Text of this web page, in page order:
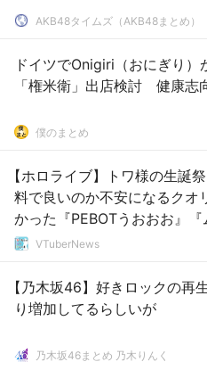
AKB48タイムズ（AKB48まとめ）
ドイツでOnigiri（おにぎり）
「権米衛」出店検討 健康志
僕のまとめ
【ホロライブ】トワ様の生誕
料で良いのか不安になるクオ
かった『PEBOTうおおお』『
スちゃん！？』『唐突なラプ
VTuberNews
【乃木坂46】好きロックの再
り増加してるらしいが
乃木坂46まとめ 乃木りんく